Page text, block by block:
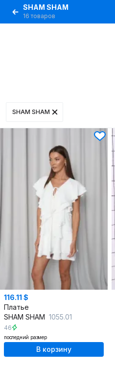
SHAM SHAM
16 товаров
SHAM SHAM
116.11 $
Платье
SHAM SHAM 1055.01
46
последний размер
В корзину